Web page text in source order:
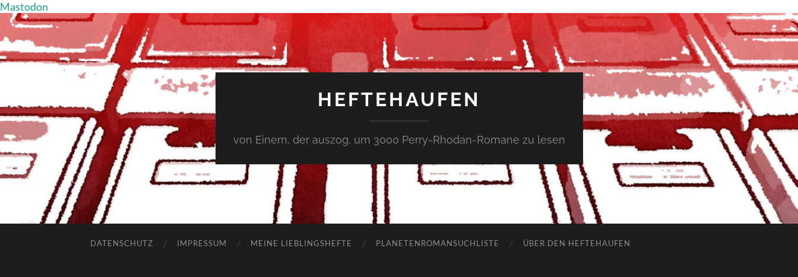
Mastodon
HEFTEHAUFEN
von Einem, der auszog, um 3000 Perry-Rhodan-Romane zu lesen
DATENSCHUTZ IMPRESSUM MEINE LIEBLINGSHEFTE PLANETENROMANSUCHLISTE ÜBER DEN HEFTEHAUFEN